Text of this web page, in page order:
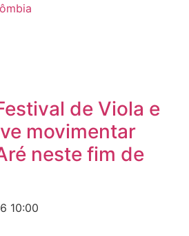
de Viola e
movimentar
neste fim de
10:00